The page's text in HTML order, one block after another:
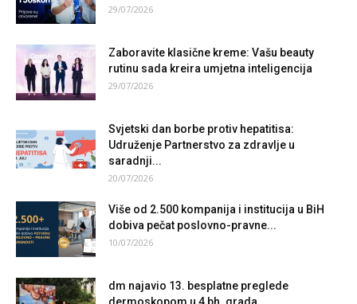
29/07/2026
Zaboravite klasične kreme: Vašu beauty
rutinu sada kreira umjetna inteligencija
29/07/2026
Svjetski dan borbe protiv hepatitisa:
Udruženje Partnerstvo za zdravlje u
saradnji...
20/07/2026
Više od 2.500 kompanija i institucija u BiH
dobiva pečat poslovno-pravne...
10/07/2026
dm najavio 13. besplatne preglede